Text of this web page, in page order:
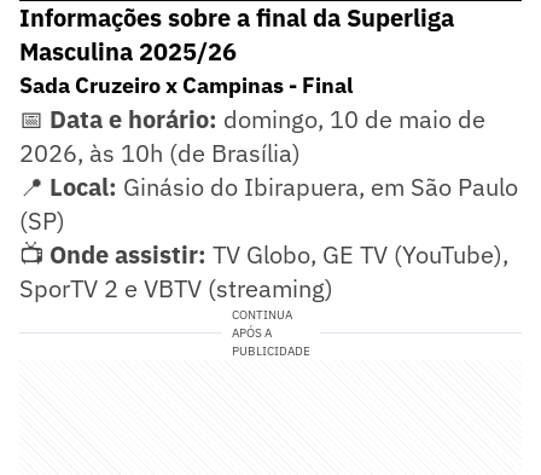
Informações sobre a final da Superliga
Masculina 2025/26
Sada Cruzeiro x Campinas - Final
📅 Data e horário: domingo, 10 de maio de
2026, às 10h (de Brasília)
📍 Local: Ginásio do Ibirapuera, em São Paulo
(SP)
📺 Onde assistir: TV Globo, GE TV (YouTube),
SporTV 2 e VBTV (streaming)
CONTINUA
APÓS A
PUBLICIDADE